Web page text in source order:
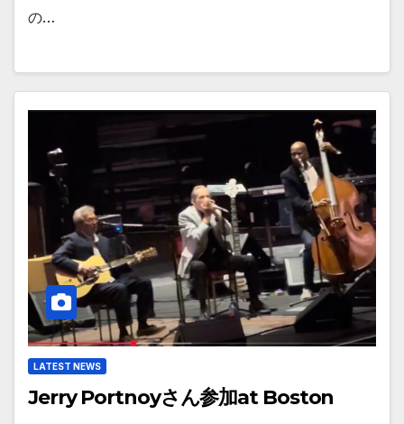
の…
LATEST NEWS
Jerry Portnoyさん参加at Boston